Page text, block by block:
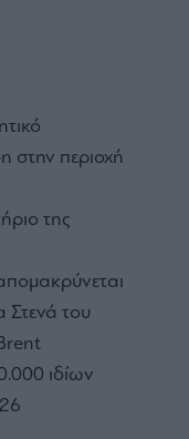
στην περιοχή
της
του
ιδίων